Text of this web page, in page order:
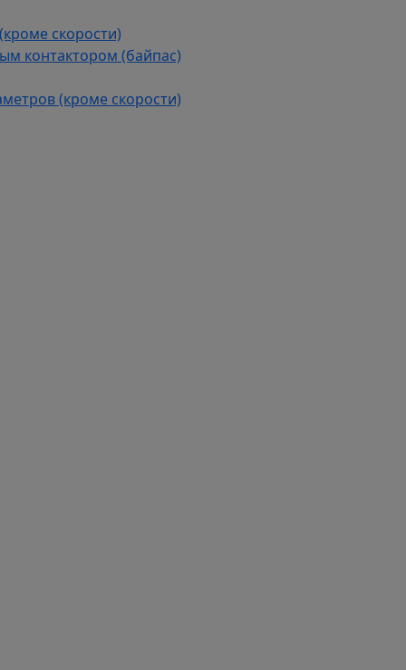
скорости)
контактором (байпас)
(кроме скорости)